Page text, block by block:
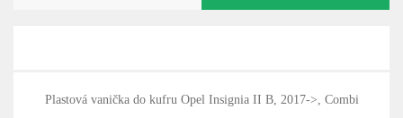
Plastová vanička do kufru Opel Insignia II B, 2017->, Combi